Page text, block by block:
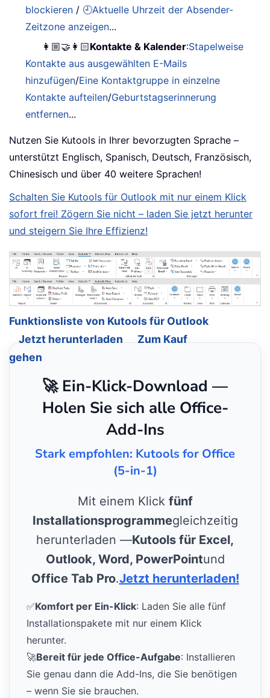
blockieren / 🕘Aktuelle Uhrzeit der Absender-
Zeitzone anzeigen...
👩🏼‍🤝‍👩🏻Kontakte & Kalender:Stapelweise
Kontakte aus ausgewählten E-Mails
hinzufügen/Eine Kontaktgruppe in einzelne
Kontakte aufteilen/Geburtstagserinnerung
entfernen...
Nutzen Sie Kutools in Ihrer bevorzugten Sprache –
unterstützt Englisch, Spanisch, Deutsch, Französisch,
Chinesisch und über 40 weitere Sprachen!
Schalten Sie Kutools für Outlook mit nur einem Klick
sofort frei! Zögern Sie nicht – laden Sie jetzt herunter
und steigern Sie Ihre Effizienz!
Funktionsliste von Kutools für Outlook
Jetzt herunterladen
Zum Kauf
gehen
🚀 Ein-Klick-Download —
Holen Sie sich alle Office-
Add-Ins
Stark empfohlen: Kutools for Office
(5-in-1)
Mit einem Klick fünf
Installationsprogrammegleichzeitig
herunterladen —Kutools für Excel,
Outlook, Word, PowerPointund
Office Tab Pro.Jetzt herunterladen!
✅Komfort per Ein-Klick: Laden Sie alle fünf
Installationspakete mit nur einem Klick
herunter.
🚀Bereit für jede Office-Aufgabe: Installieren
Sie genau dann die Add-Ins, die Sie benötigen
– wenn Sie sie brauchen.